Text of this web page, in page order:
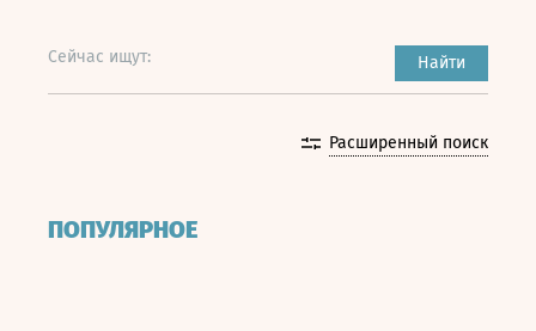
Сейчас ищут: Найти
Расширенный поиск
ПОПУЛЯРНОЕ